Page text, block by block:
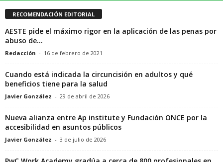
RECOMENDACIÓN EDITORIAL
AESTE pide el máximo rigor en la aplicación de las penas por
abuso de...
Redacción - 16 de febrero de 2021
Cuando está indicada la circuncisión en adultos y qué
beneficios tiene para la salud
Javier González - 29 de abril de 2026
Nueva alianza entre Ap institute y Fundación ONCE por la
accesibilidad en asuntos públicos
Javier González - 3 de julio de 2026